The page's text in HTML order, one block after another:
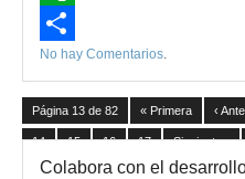
Evernote
Compartir
No hay Comentarios.
Página 13 de 82 « Primera ‹
14 15 16 17 Siguiente ›
Colabora con el